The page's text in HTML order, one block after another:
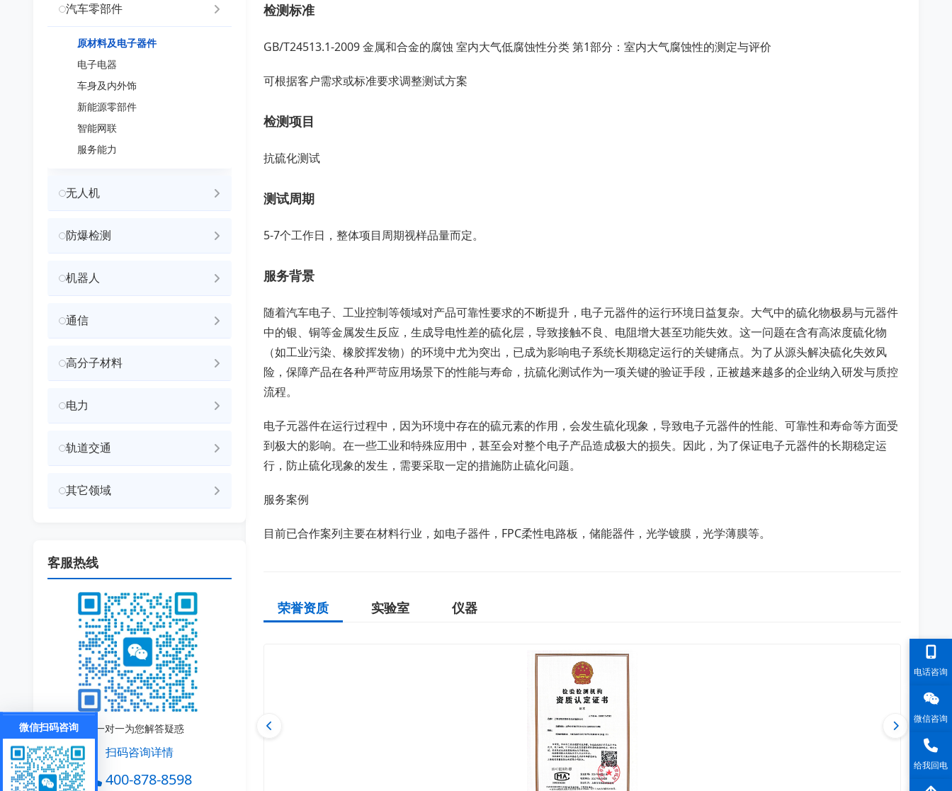
检测标准
GB/T24513.1-2009 金属和合金的腐蚀 室内大气低腐蚀性分类 第1部分：室内大气腐蚀性的测定与评价
可根据客户需求或标准要求调整测试方案
检测项目
抗硫化测试
测试周期
5-7个工作日，整体项目周期视样品量而定。
服务背景
随着汽车电子、工业控制等领域对产品可靠性要求的不断提升，电子元器件的运行环境日益复杂。大气中的硫化物极易与元器件
中的银、铜等金属发生反应，生成导电性差的硫化层，导致接触不良、电阻增大甚至功能失效。这一问题在含有高浓度硫化物
（如工业污染、橡胶挥发物）的环境中尤为突出，已成为影响电子系统长期稳定运行的关键痛点。为了从源头解决硫化失效风
险，保障产品在各种严苛应用场景下的性能与寿命，抗硫化测试作为一项关键的验证手段，正被越来越多的企业纳入研发与质控
流程。
电子元器件在运行过程中，因为环境中存在的硫元素的作用，会发生硫化现象，导致电子元器件的性能、可靠性和寿命等方面受
到极大的影响。在一些工业和特殊应用中，甚至会对整个电子产品造成极大的损失。因此，为了保证电子元器件的长期稳定运
行，防止硫化现象的发生，需要采取一定的措施防止硫化问题。
服务案例
目前已合作案列主要在材料行业，如电子器件，FPC柔性电路板，储能器件，光学镀膜，光学薄膜等。
荣誉资质 实验室 仪器
汽车零部件
原材料及电子器件
电子电器
车身及内外饰
新能源零部件
智能网联
服务能力
无人机
防爆检测
机器人
通信
高分子材料
电力
轨道交通
其它领域
客服热线
一对一为您解答疑惑
扫码咨询详情
400-878-8598
电话咨询
微信咨询
给我回电
微信扫码咨询